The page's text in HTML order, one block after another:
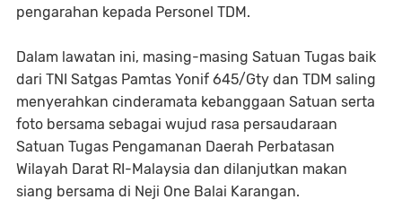
pengarahan kepada Personel TDM.
Dalam lawatan ini, masing-masing Satuan Tugas baik
dari TNI Satgas Pamtas Yonif 645/Gty dan TDM saling
menyerahkan cinderamata kebanggaan Satuan serta
foto bersama sebagai wujud rasa persaudaraan
Satuan Tugas Pengamanan Daerah Perbatasan
Wilayah Darat RI-Malaysia dan dilanjutkan makan
siang bersama di Neji One Balai Karangan.